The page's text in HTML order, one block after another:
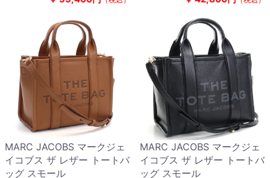
MARC JACOBS マークジェ
イコブス ザ レザー トートバ
ッグ スモール
MARC JACOBS マークジェ
イコブス ザ レザー トートバ
ッグ スモール